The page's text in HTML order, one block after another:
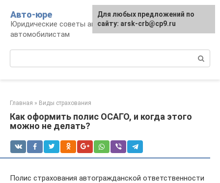
контенту
Авто-юре
Юридические советы автовладельцам и
автомобилистам
Главная » Виды страхования
Как оформить полис ОСАГО, и когда этого
можно не делать?
Полис страхования автогражданской ответственности
Для любых предложений по
сайту: arsk-crb@cp9.ru